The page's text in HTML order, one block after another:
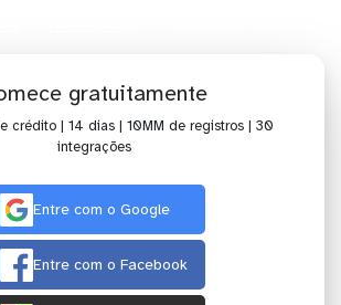
gratuitamente
crédito | 14 dias | 10MM de registros | 30
integrações
Entre com o Google
Entre com o Facebook